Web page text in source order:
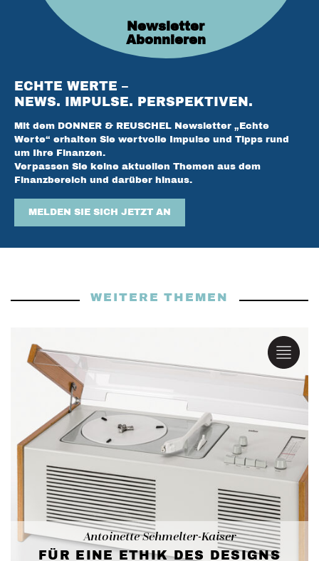
ECHTE WERTE –
NEWS. IMPULSE. PERSPEKTIVEN.
Mit dem DONNER & REUSCHEL Newsletter „Echte
Werte“ erhalten Sie wertvolle Impulse und Tipps rund
um Ihre Finanzen.
Verpassen Sie keine aktuellen Themen aus dem
Finanzbereich und darüber hinaus.
MELDEN SIE SICH JETZT AN
Newsletter
Abonnieren
WEITERE THEMEN
Antoinette Schmelter-Kaiser
FÜR EINE ETHIK DES DESIGNS